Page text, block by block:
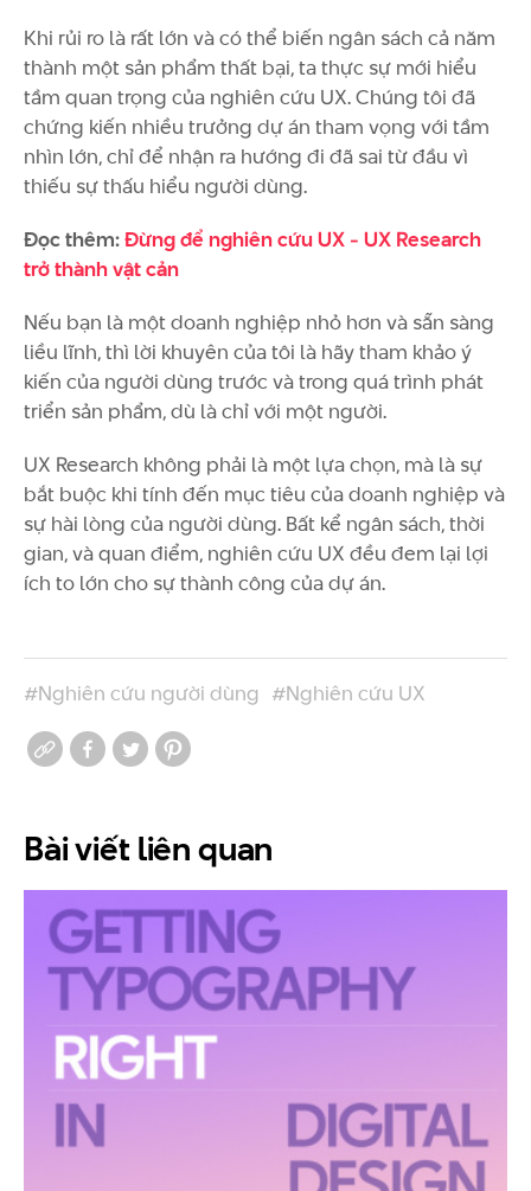
Khi rủi ro là rất lớn và có thể biến ngân sách cả năm
thành một sản phẩm thất bại, ta thực sự mới hiểu
tầm quan trọng của nghiên cứu UX. Chúng tôi đã
chứng kiến nhiều trưởng dự án tham vọng với tầm
nhìn lớn, chỉ để nhận ra hướng đi đã sai từ đầu vì
thiếu sự thấu hiểu người dùng.
Đọc thêm:Đừng để nghiên cứu UX - UX Research
trở thành vật cản
Nếu bạn là một doanh nghiệp nhỏ hơn và sẵn sàng
liều lĩnh, thì lời khuyên của tôi là hãy tham khảo ý
kiến của người dùng trước và trong quá trình phát
triển sản phẩm, dù là chỉ với một người.
UX Research không phải là một lựa chọn, mà là sự
bắt buộc khi tính đến mục tiêu của doanh nghiệp và
sự hài lòng của người dùng. Bất kể ngân sách, thời
gian, và quan điểm, nghiên cứu UX đều đem lại lợi
ích to lớn cho sự thành công của dự án.
#Nghiên cứu người dùng #Nghiên cứu UX
Bài viết liên quan